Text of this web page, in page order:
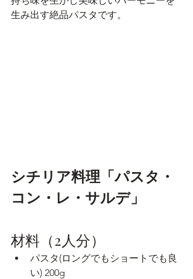
生み出す絶品パスタです。
シチリア料理「パスタ・
コン・レ・サルデ」
材料（2人分）
パスタ(ロングでもショートでも良
い) 200g